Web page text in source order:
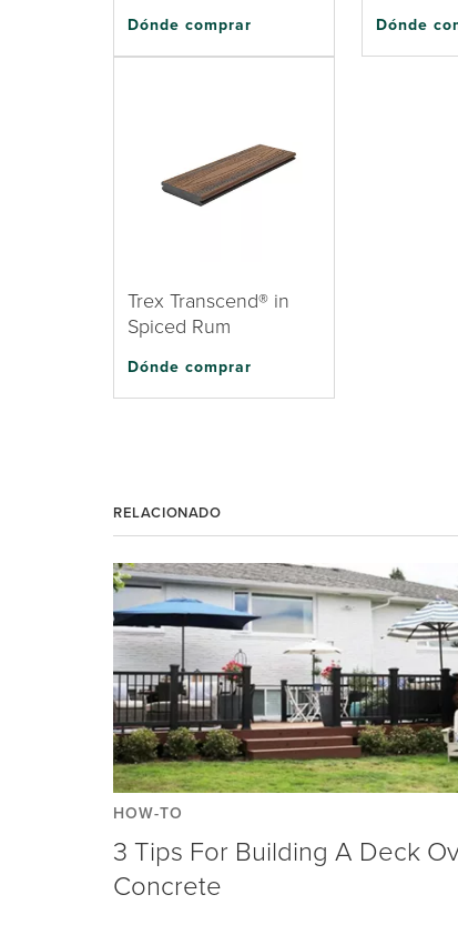
Dónde comprar Dónde
Trex Transcend® in
Spiced Rum
Dónde comprar
RELACIONADO
HOW-TO
3 Tips For Building A Deck
Concrete